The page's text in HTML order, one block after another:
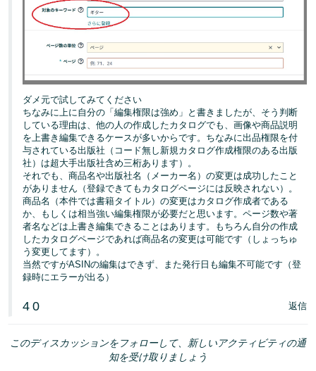
ダメ元で試してみてください
ちなみに上に自分の「編集権限は強め」と書きましたが、そう判断
している理由は、他の人の作成したカタログでも、画像や商品説明
を上書き編集できるケースが多いからです。ちなみに出品権限を付
与されている出版社（コード無し新規カタログ作成権限のある出版
社）は超大手出版社含め三桁あります）。
それでも、商品名や出版社名（メーカー名）の変更は成功したこと
がありません（登録できてもカタログページには反映されない）。
商品名（本件では書籍タイトル）の変更はカタログ作成者である
か、もしくは相当強い編集権限が必要だと思います。ページ数や著
者名などは上書き編集できることはあります。もちろん自分の作成
したカタログページであれば商品名の変更は可能です（しょっちゅ
う変更してます）。
当然ですがASINの編集はできず、また発行日も編集不可能です（登
録時にエラーが出る）
4 0 返信
このディスカッションをフォローして、新しいアクティビティの通
知を受け取りましょう